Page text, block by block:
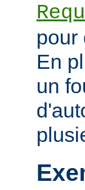
pour
En
un